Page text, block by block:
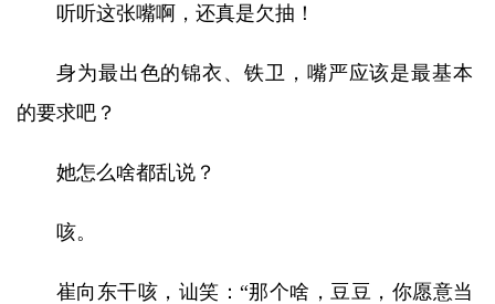
听听这张嘴啊，还真是欠抽！
身为最出色的锦衣、铁卫，嘴严应该是最基本
的要求吧？
她怎么啥都乱说？
咳。
崔向东干咳，讪笑：“那个啥，豆豆，你愿意当